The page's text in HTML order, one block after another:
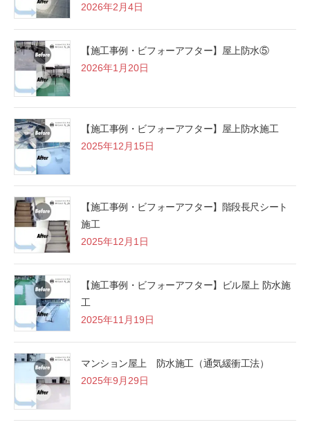
2026年2月4日
【施工事例・ビフォーアフター】屋上防水⑤
2026年1月20日
【施工事例・ビフォーアフター】屋上防水施工
2025年12月15日
【施工事例・ビフォーアフター】階段長尺シート
施工
2025年12月1日
【施工事例・ビフォーアフター】ビル屋上 防水施
工
2025年11月19日
マンション屋上 防水施工（通気緩衝工法）
2025年9月29日